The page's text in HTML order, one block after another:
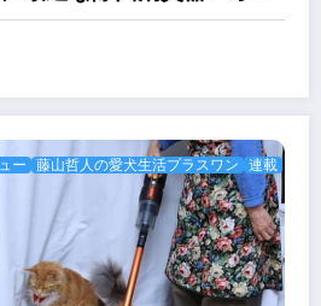
ー 藤山哲人の愛犬生活プラスワン 連載